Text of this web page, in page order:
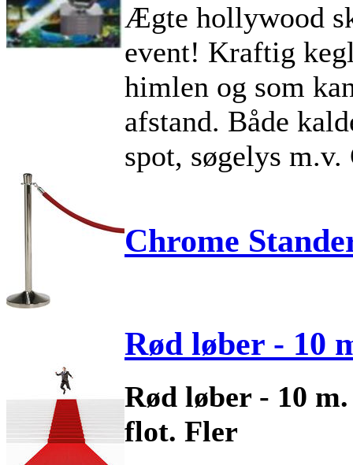
Ægte hollywood
event! Kraftig
himlen og som
afstand. Både
spot, søgelys
Chrome
Rød løber - 10
Rød løber - 10
flot. Fler